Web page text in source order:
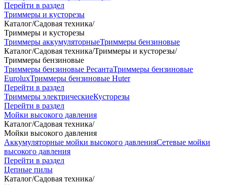
Перейти в раздел
Триммеры и кусторезы
Каталог/Садовая техника/
Триммеры и кусторезы
Триммеры аккумуляторныеТриммеры бензиновые
Каталог/Садовая техника/Триммеры и кусторезы/
Триммеры бензиновые
Триммеры бензиновые РесантаТриммеры бензиновые
EuroluxТриммеры бензиновые Huter
Перейти в раздел
Триммеры электрическиеКусторезы
Перейти в раздел
Мойки высокого давления
Каталог/Садовая техника/
Мойки высокого давления
Аккумуляторные мойки высокого давленияСетевые мойки
высокого давления
Перейти в раздел
Цепные пилы
Каталог/Садовая техника/